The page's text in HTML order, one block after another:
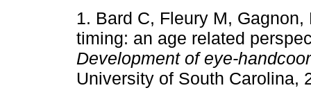
1. Bard C, Fleury M,
timing: an age related
Development of eye-
University of South